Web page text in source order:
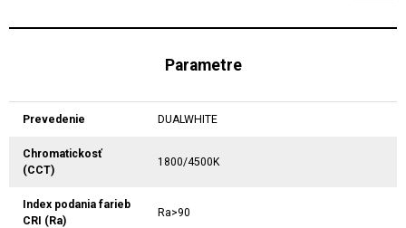
Parametre
Prevedenie DUALWHITE
Chromatickosť
(CCT)
1800/4500K
Index podania farieb
CRI (Ra)
Ra>90